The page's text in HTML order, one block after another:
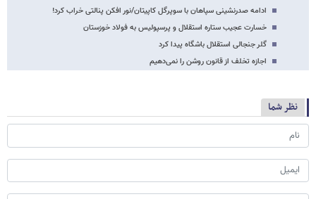
ادامه صدرنشینی سپاهان با سوپرگل کاپیتان/نور افکن پنالتی خراب کرد!
خسارت عجیب ستاره استقلال و پرسپولیس به فولاد خوزستان
گلر جنجالی استقلال باشگاه پیدا کرد
اجازه تخلف از قانون روشن را نمی‌دهیم
نظر شما